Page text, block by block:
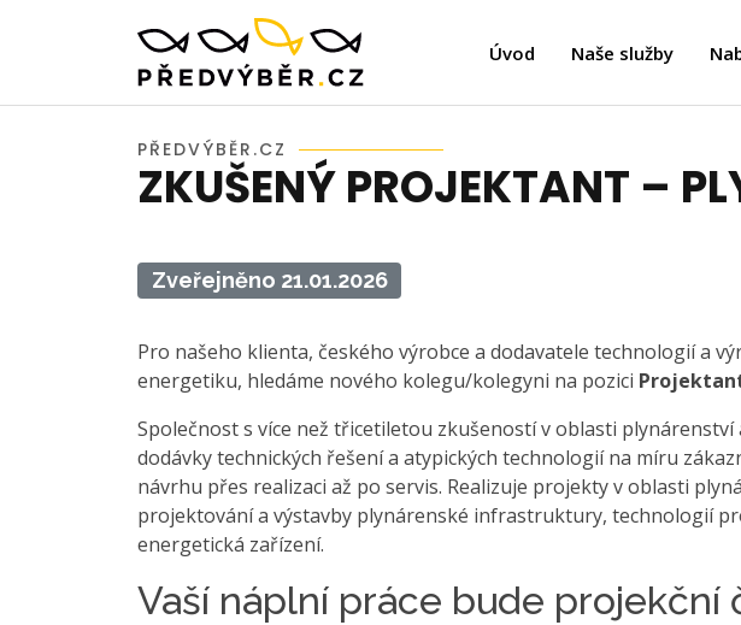
Úvod Naše služby
PŘEDVÝBĚR.CZ
ZKUŠENÝ PROJEKTANT –
Zveřejněno 21.01.2026
Pro našeho klienta, českého výrobce a dodavatele technologií a
energetiku, hledáme nového kolegu/kolegyni na pozici
Společnost s více než třicetiletou zkušeností v oblasti
dodávky technických řešení a atypických technologií na míru
návrhu přes realizaci až po servis. Realizuje projekty v oblasti
projektování a výstavby plynárenské infrastruktury, technologií
energetická zařízení.
Vaší náplní práce bude projekční